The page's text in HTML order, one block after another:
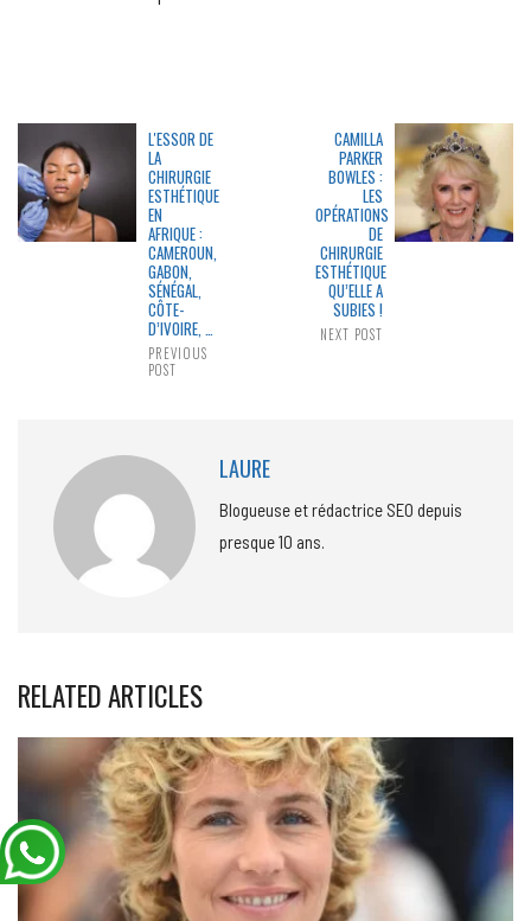
L'ESSOR DE
LA
CHIRURGIE
ESTHÉTIQUE
EN
AFRIQUE :
CAMEROUN,
GABON,
SÉNÉGAL,
CÔTE-
D’IVOIRE, …
PREVIOUS
POST
CAMILLA
PARKER
BOWLES :
LES
OPÉRATIONS
DE
CHIRURGIE
ESTHÉTIQUE
QU’ELLE A
SUBIES !
NEXT POST
LAURE
Blogueuse et rédactrice SEO depuis
presque 10 ans.
RELATED ARTICLES